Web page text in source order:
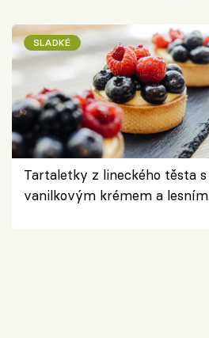
SLADKÉ
Tartaletky z lineckého těsta s
vanilkovým krémem a lesním